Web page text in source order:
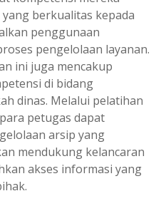
berkualitas kepada
penggunaan
pengelolaan layanan.
ini juga mencakup
di bidang
dinas. Melalui pelatihan
petugas dapat
arsip yang
mendukung kelancaran
akses informasi yang